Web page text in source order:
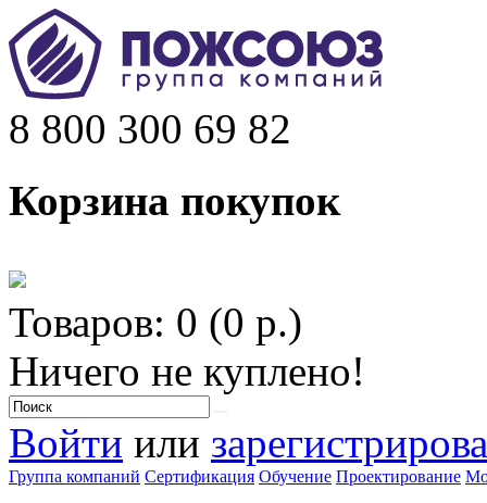
8 800 300 69 82
Корзина покупок
Товаров: 0 (0 р.)
Ничего не куплено!
Войти или
Группа компаний Сертификация Обучение Проектирование